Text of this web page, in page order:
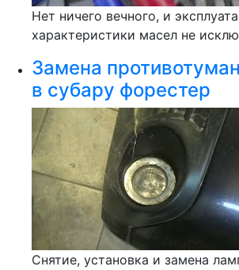
Нет ничего вечного, и
характеристики масел не
Замена
в субару форестер
Снятие, установка и замена